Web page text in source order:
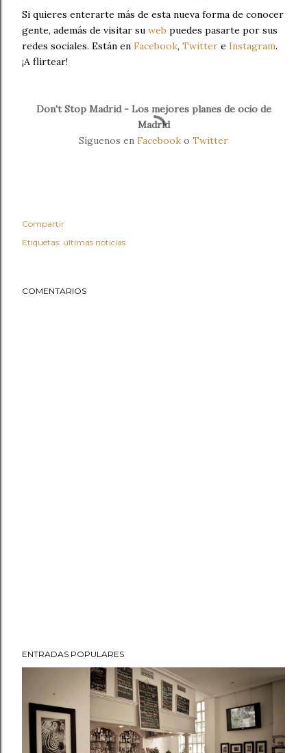
Si quieres enterarte más de esta nueva forma de conocer
gente, además de visitar su web puedes pasarte por sus
redes sociales. Están en Facebook, Twitter e Instagram.
¡A flirtear!
Don't Stop Madrid - Los mejores planes de ocio de
Madrid
Síguenos en Facebook o Twitter
Compartir
Etiquetas: últimas noticias
COMENTARIOS
ENTRADAS POPULARES